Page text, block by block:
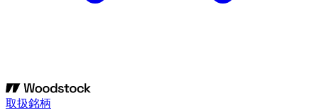
取扱銘柄